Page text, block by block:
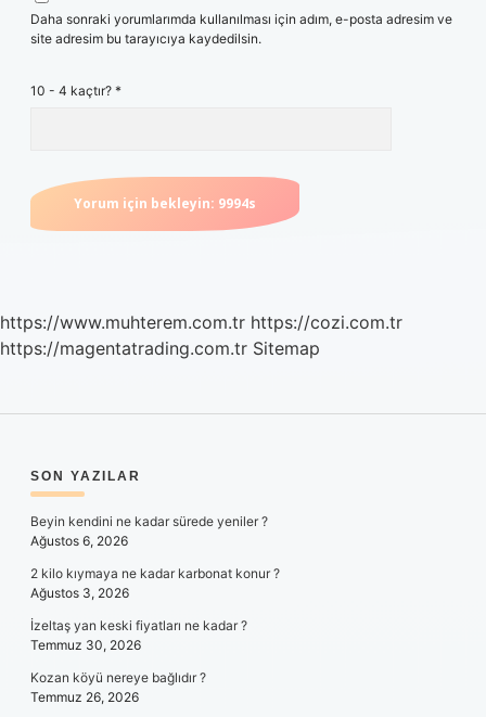
Daha sonraki yorumlarımda kullanılması için adım, e-posta adresim ve
site adresim bu tarayıcıya kaydedilsin.
10 - 4 kaçtır? *
https://www.muhterem.com.tr https://cozi.com.tr
https://magentatrading.com.tr Sitemap
SIDEBAR
SON YAZILAR
Beyin kendini ne kadar sürede yeniler ?
Ağustos 6, 2026
2 kilo kıymaya ne kadar karbonat konur ?
Ağustos 3, 2026
İzeltaş yan keski fiyatları ne kadar ?
Temmuz 30, 2026
Kozan köyü nereye bağlıdır ?
Temmuz 26, 2026